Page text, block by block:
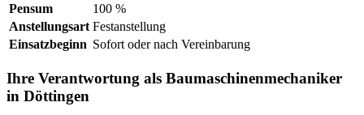
Pensum
100 %
Anstellungsart Festanstellung
Einsatzbeginn Sofort oder nach Vereinbarung
Ihre Verantwortung als Baumaschinenmechaniker
in Döttingen